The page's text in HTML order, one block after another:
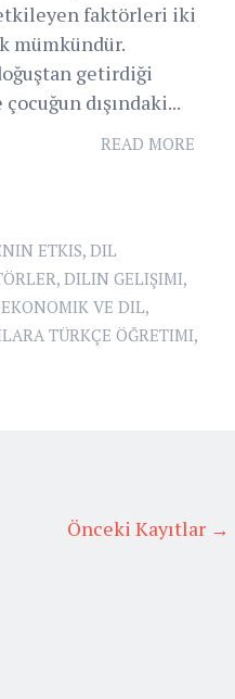
faktörleri iki
mümkündür.
getirdiği
dışındaki...
READ MORE
ETKIS, DIL
, DILIN GELIŞIMI,
EKONOMIK VE DIL,
TÜRKÇE ÖĞRETIMI,
Önceki Kayıtlar →